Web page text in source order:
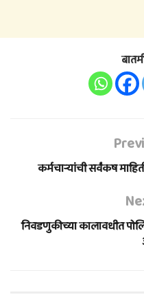
कर्मचाऱ्यांची सर्वंकष
निवडणुकीच्या कालावधीत